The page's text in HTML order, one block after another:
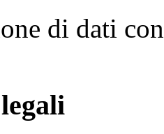
di dati